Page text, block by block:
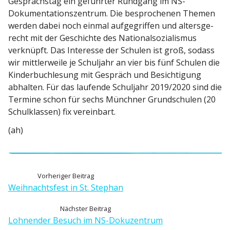
Dokumen­ta­ti­ons­zentrum. Die bespro­chenen Themen
werden dabei noch einmal aufge­griffen und alters­ge­
recht mit der Geschichte des Natio­nal­so­zia­lismus
verknüpft. Das Interesse der Schulen ist groß, sodass
wir mittler­weile je Schuljahr an vier bis fünf Schulen die
Kinder­buch­lesung mit Gespräch und Besich­tigung
abhalten. Für das laufende Schuljahr 2019/2020 sind die
Termine schon für sechs Münchner Grund­schulen (20
Schul­klassen) fix vereinbart.
(ah)
e
i
Vorheriger BeitragV
o
h
e
Weihnachtsfest in St. Stephan
Nächster BeitragN
ä
Lohnender Besuch im NS-Dokuzentrum